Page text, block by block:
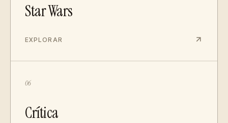
Star Wars
EXPLORAR
06
Crítica